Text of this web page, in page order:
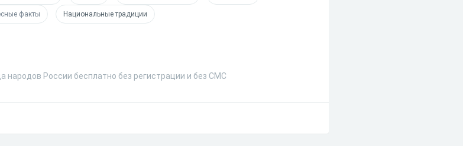
факты Национальные традиции
народов России бесплатно без регистрации и без СМС